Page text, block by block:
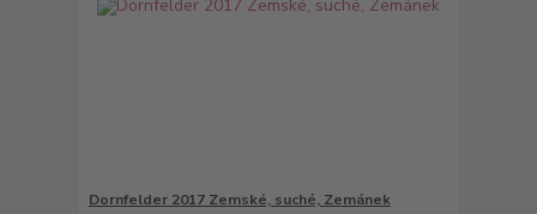
Dornfelder 2017 Zemské, suché, Zemánek